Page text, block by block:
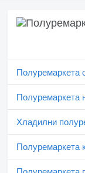
Полуремаркета
Полуремаркета
Хладилни
Полуремаркета